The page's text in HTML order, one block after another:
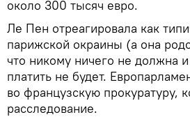
около 300 тысяч евро.
Ле Пен отреагировала как
парижской окраины (а она
что никому ничего не должна
платить не будет.
во французскую прокуратуру,
расследование.